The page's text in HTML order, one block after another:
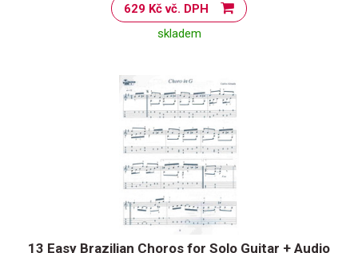
629 Kč vč. DPH
skladem
13 Easy Brazilian Choros for Solo Guitar + Audio